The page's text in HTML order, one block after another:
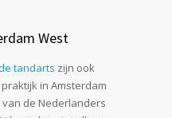
West
tandarts zijn ook
in Amsterdam
van de Nederlanders